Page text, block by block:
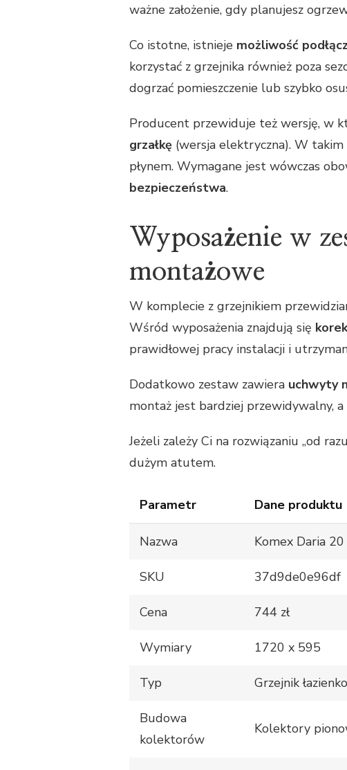
ważne założenie, gdy planujesz
Co istotne, istnieje możliwość
korzystać z grzejnika również poza
dogrzać pomieszczenie lub szybko
Producent przewiduje też wersję, w
grzałkę (wersja elektryczna). W
płynem. Wymagane jest wówczas
bezpieczeństwa.
Wyposażenie w
montażowe
W komplecie z grzejnikiem
Wśród wyposażenia znajdują się korek
prawidłowej pracy instalacji i
Dodatkowo zestaw zawiera uchwyty
montaż jest bardziej przewidywalny,
Jeżeli zależy Ci na rozwiązaniu „od
dużym atutem.
Parametr Dane produktu
Nazwa Komex Daria
SKU 37d9de0e96df
Cena 744 zł
Wymiary 1720 x 595
Typ Grzejnik
Budowa
kolektorów
Kolektory